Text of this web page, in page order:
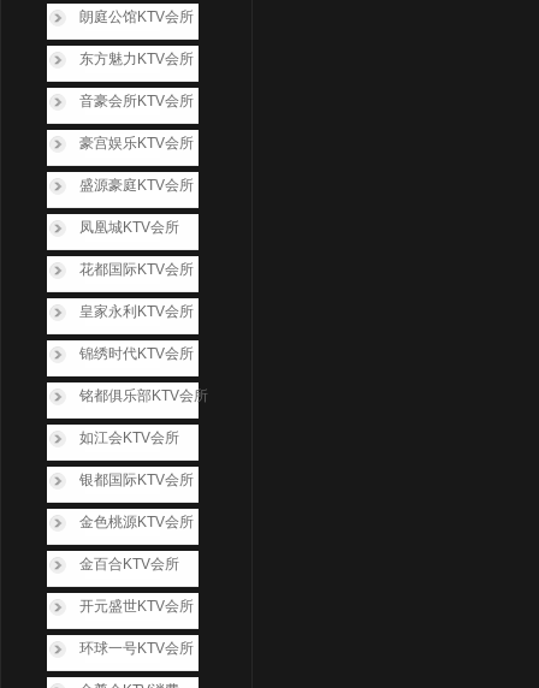
朗庭公馆KTV会所
东方魅力KTV会所
音豪会所KTV会所
豪宫娱乐KTV会所
盛源豪庭KTV会所
凤凰城KTV会所
花都国际KTV会所
皇家永利KTV会所
锦绣时代KTV会所
铭都俱乐部KTV会所
如江会KTV会所
银都国际KTV会所
金色桃源KTV会所
金百合KTV会所
开元盛世KTV会所
环球一号KTV会所